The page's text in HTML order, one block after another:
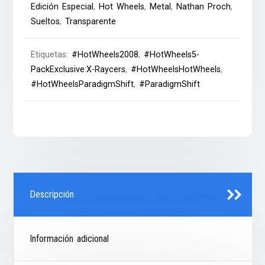
Edición Especial, Hot Wheels, Metal, Nathan Proch,
Sueltos,Transparente
Etiquetas: #HotWheels2008, #HotWheels5-
PackExclusive:X-Raycers, #HotWheelsHotWheels,
#HotWheelsParadigmShift, #ParadigmShift
Descripción
Información adicional